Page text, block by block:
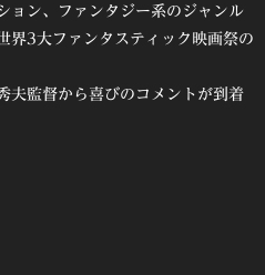
ョン、ファンタジー系のジャンル
界3大ファンタスティック映画祭の
夫監督から喜びのコメントが到着